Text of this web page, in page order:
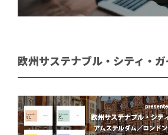
欧州サステナブル・シティ・ガ